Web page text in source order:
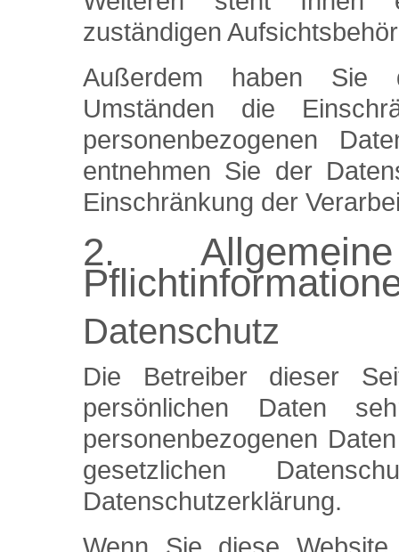
zuständigen
Außerdem haben Sie
Umständen die
personenbezogenen
entnehmen Sie der
Einschränkung der
2.
Datenschutz
Die Betreiber dieser
persönlichen Daten
personenbezogenen
gesetzlichen
Datenschutzerklärung.